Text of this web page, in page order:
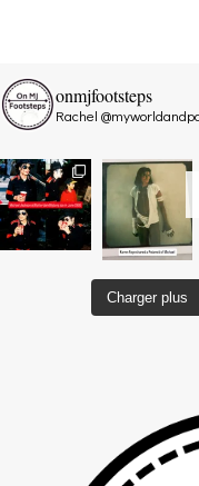
onmjfootsteps
Rachel
Charger plus